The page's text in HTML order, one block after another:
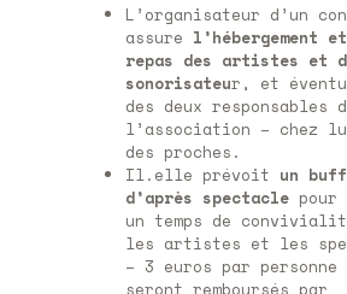
L’organisateur d’un
assure l’hébergement
repas des artistes et
sonorisateur, et
des deux responsables
l’association – chez
des proches.
Il.elle prévoit un
d’après spectaclepour
un temps de
les artistes et les
– 3 euros par
seront remboursés par